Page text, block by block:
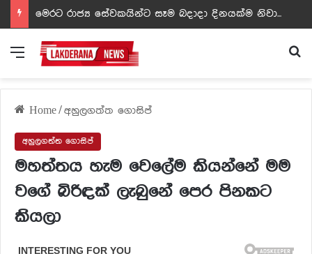
ඩඩ්ලිට දෙවෙනි නොවූ රත්න සහල් අධිපති..- PHOTOS
Menu
Home/අහුලගත්ත ගොසිප්
අහුලගත්ත ගොසිප්
මහත්තය හැම වෙලේම කියන්නේ මම
වගේ බිරිඳක් ලැබුනේ පෙර පිනකට
කියලා